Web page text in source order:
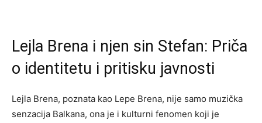
Lejla Brena i njen sin Stefan: Priča
o identitetu i pritisku javnosti
Lejla Brena, poznata kao Lepe Brena, nije samo muzička
senzacija Balkana, ona je i kulturni fenomen koji je